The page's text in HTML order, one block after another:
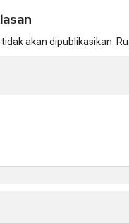
akan dipublikasikan.